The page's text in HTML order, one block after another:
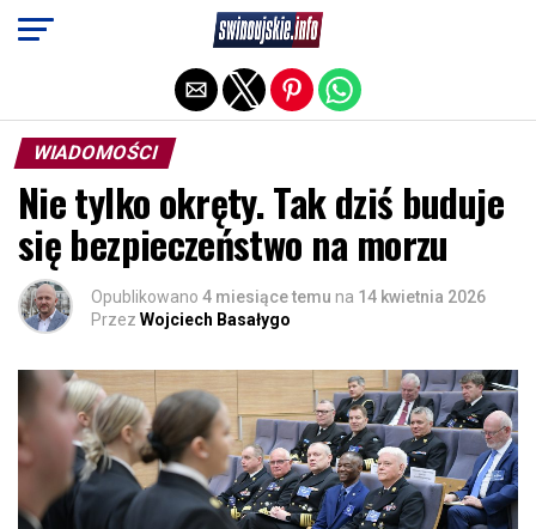
WIADOMOŚCI
Nie tylko okręty. Tak dziś buduje
się bezpieczeństwo na morzu
Opublikowano 4 miesiące temu na 14 kwietnia 2026
Przez Wojciech Basałygo
Exit mobile version